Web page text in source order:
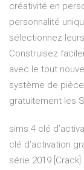
créativité en
personnalité
sélectionnez
Construisez
avec le tout
système de
gratuitement les
sims 4 clé
clé d’activation
série 2019